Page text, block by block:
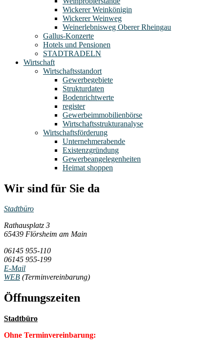
Wickerer Weinkönigin
Wickerer Weinweg
Weinerlebnisweg Oberer Rheingau
Gallus-Konzerte
Hotels und Pensionen
STADTRADELN
Wirtschaft
Wirtschaftsstandort
Gewerbegebiete
Strukturdaten
Bodenrichtwerte
register
Gewerbeimmobilienbörse
Wirtschaftsstrukturanalyse
Wirtschaftsförderung
Unternehmerabende
Existenzgründung
Gewerbeangelegenheiten
Heimat shoppen
Wir sind für Sie da
Stadtbüro
Rathausplatz 3
65439 Flörsheim am Main
06145 955-110
06145 955-199
E-Mail
WEB (Terminvereinbarung)
Öffnungszeiten
Stadtbüro
Ohne Terminvereinbarung: